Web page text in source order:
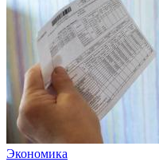
Экономика